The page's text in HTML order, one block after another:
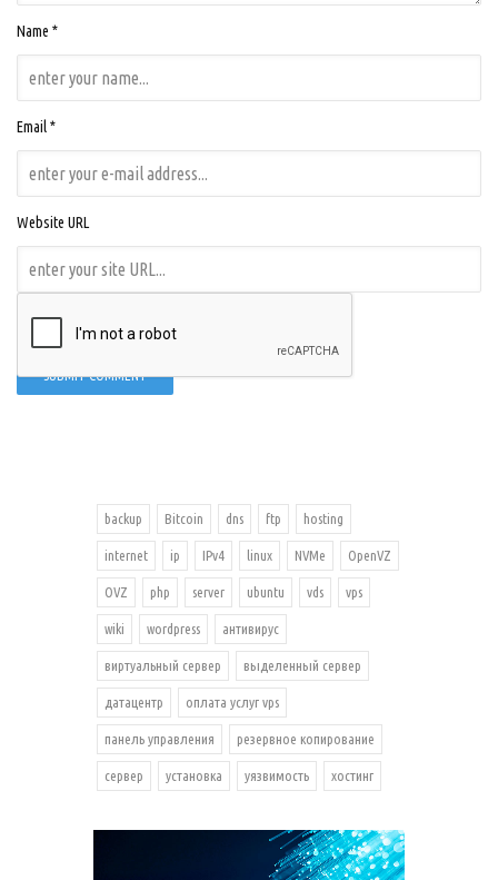
Name *
Email *
Website URL
backup Bitcoin dns ftp hosting
internet ip IPv4 linux NVMe OpenVZ
OVZ php server ubuntu vds vps
wiki wordpress антивирус
виртуальный сервер выделенный сервер
датацентр оплата услуг vps
панель управления резервное копирование
сервер установка уязвимость хостинг